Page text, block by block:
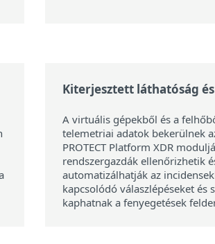
Kiterjesztett láthatóság és
A virtuális gépekből és a
telemetriai adatok bekerülnek
PROTECT Platform XDR
rendszergazdák ellenőrizhetik
automatizálhatják az
kapcsolódó válaszlépéseket és
kaphatnak a fenyegetések